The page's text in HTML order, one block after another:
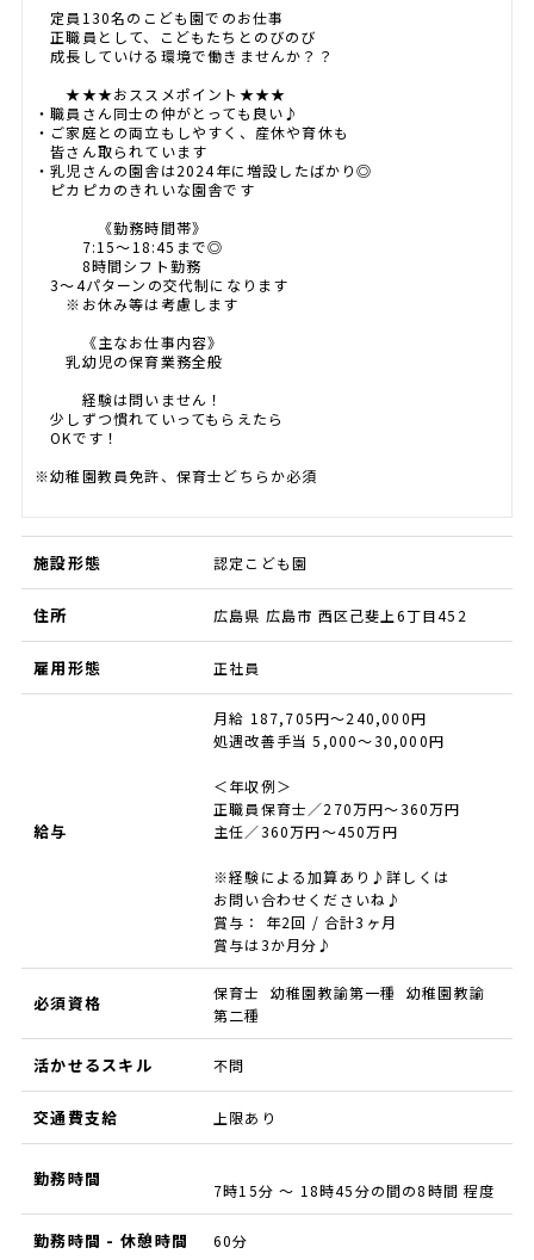
定員130名のこども園でのお仕事
正職員として、こどもたちとのびのび
成長していける環境で働きませんか？？
★★★おススメポイント★★★
・職員さん同士の仲がとっても良い♪
・ご家庭との両立もしやすく、産休や育休も
皆さん取られています
・乳児さんの園舎は2024年に増設したばかり◎
ピカピカのきれいな園舎です
《勤務時間帯》
7:15～18:45まで◎
8時間シフト勤務
3～4パターンの交代制になります
※お休み等は考慮します
《主なお仕事内容》
乳幼児の保育業務全般
経験は問いません！
少しずつ慣れていってもらえたら
OKです！
※幼稚園教員免許、保育士どちらか必須
施設形態 認定こども園
住所 広島県 広島市 西区己斐上6丁目452
雇用形態 正社員
給与
月給 187,705円～240,000円
処遇改善手当 5,000～30,000円
＜年収例＞
正職員保育士／270万円～360万円
主任／360万円～450万円
※経験による加算あり♪詳しくは
お問い合わせくださいね♪
賞与： 年2回 / 合計3ヶ月
賞与は3か月分♪
必須資格
保育士 幼稚園教諭第一種 幼稚園教諭
第二種
活かせるスキル 不問
交通費支給 上限あり
勤務時間
7時15分 ～ 18時45分の間の8時間 程度
勤務時間 - 休憩時間 60分